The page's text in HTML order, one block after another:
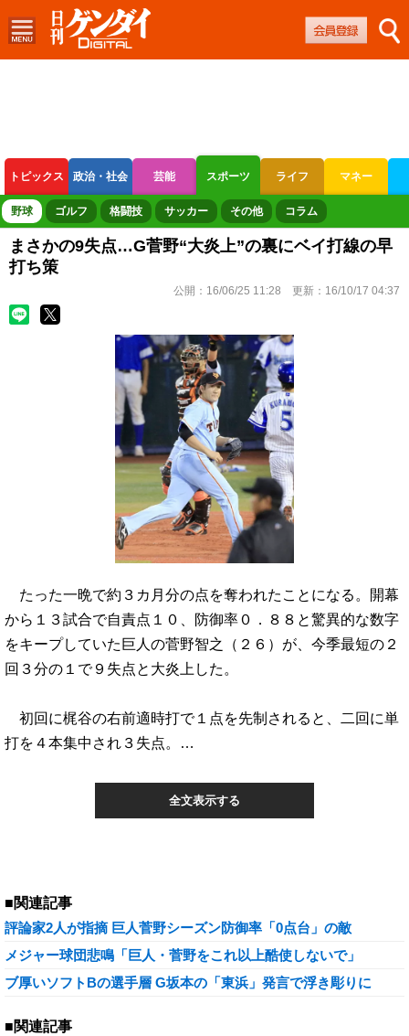
トピックス 政治・社会 芸能 スポーツ ライフ マネー
ボートレース 競輪 オートレース
野球 ゴルフ 格闘技 サッカー その他 コラム
まさかの9失点…G菅野“大炎上”の裏にベイ打線の早
打ち策
公開： 16/06/25 11:28 更新： 16/10/17 04:37
たった一晩で約３カ月分の点を奪われたことになる。開幕
から１３試合で自責点１０、防御率０．８８と驚異的な数字
をキープしていた巨人の菅野智之（２６）が、今季最短の２
回３分の１で９失点と大炎上した。
初回に梶谷の右前適時打で１点を先制されると、二回に単
打を４本集中され３失点。…
全文表示する
■関連記事
評論家2人が指摘 巨人菅野シーズン防御率「0点台」の敵
メジャー球団悲鳴「巨人・菅野をこれ以上酷使しないで」
ブ厚いソフトBの選手層 G坂本の「東浜」発言で浮き彫りに
■関連記事